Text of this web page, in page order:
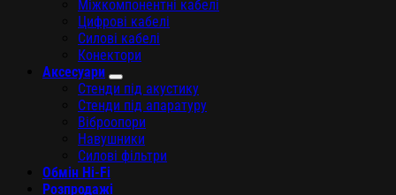
Міжкомпонентні кабелі
Цифрові кабелі
Силові кабелі
Конектори
Аксесуари
Стенди під акустику
Стенди під апаратуру
Віброопори
Навушники
Силові фільтри
Обмін Hi-Fi
Розпродажі